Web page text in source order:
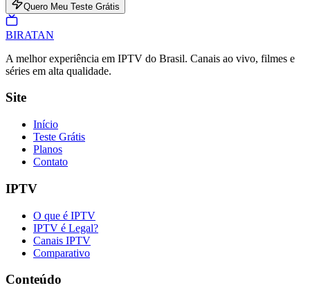
Quero Meu Teste Grátis
BIRATAN
A melhor experiência em IPTV do Brasil. Canais ao vivo, filmes e
séries em alta qualidade.
Site
Início
Teste Grátis
Planos
Contato
IPTV
O que é IPTV
IPTV é Legal?
Canais IPTV
Comparativo
Conteúdo